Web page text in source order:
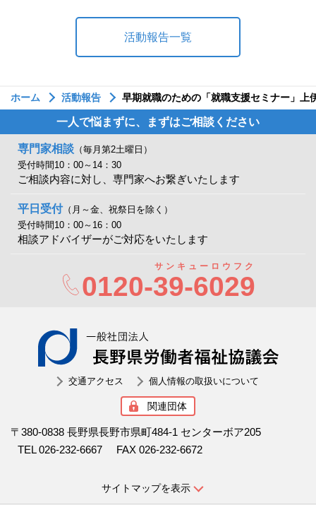
活動報告一覧
ホーム 活動報告 早期就職のための「就職支援セミナー」上
一人で悩まずに、まずはご相談ください
専門家相談 （毎月第2土曜日）
受付時間10：00～14：30
ご相談内容に対し、専門家へお繋ぎいたします
平日受付（月～金、祝祭日を除く）
受付時間10：00～16：00
相談アドバイザーがご対応をいたします
0120-39-6029
サンキューロウフク
交通アクセス 個人情報の取扱いについて
関連団体
〒380-0838 長野県長野市県町484-1 センターボア205
TEL 026-232-6667
FAX 026-232-6672
サイトマップを表示